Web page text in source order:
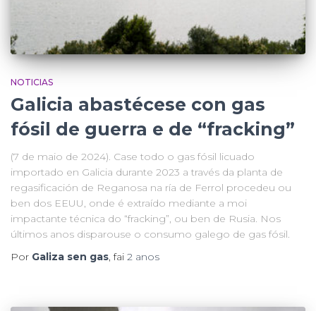
NOTICIAS
Galicia abastécese con gas
fósil de guerra e de “fracking”
(7 de maio de 2024). Case todo o gas fósil licuado
importado en Galicia durante 2023 a través da planta de
regasificación de Reganosa na ría de Ferrol procedeu ou
ben dos EEUU, onde é extraído mediante a moi
impactante técnica do “fracking”, ou ben de Rusia. Nos
últimos anos disparouse o consumo galego de gas fósil.
Por Galiza sen gas, fai 2 anos